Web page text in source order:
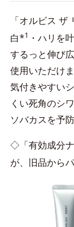
「オルビス
白*1 ・ハリを
するっと伸び
使用いただけま
気付きやすい
くい死角のシ
ソバカスを予防
◇「有効成分ナ
が、旧品から